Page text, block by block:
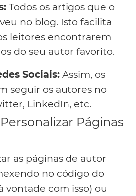
Todos os artigos que o
no blog. Isto facilita
leitores encontrarem
do seu autor favorito.
Sociais: Assim, os
seguir os autores no
LinkedIn, etc.
Páginas
as páginas de autor
no código do
vontade com isso) ou